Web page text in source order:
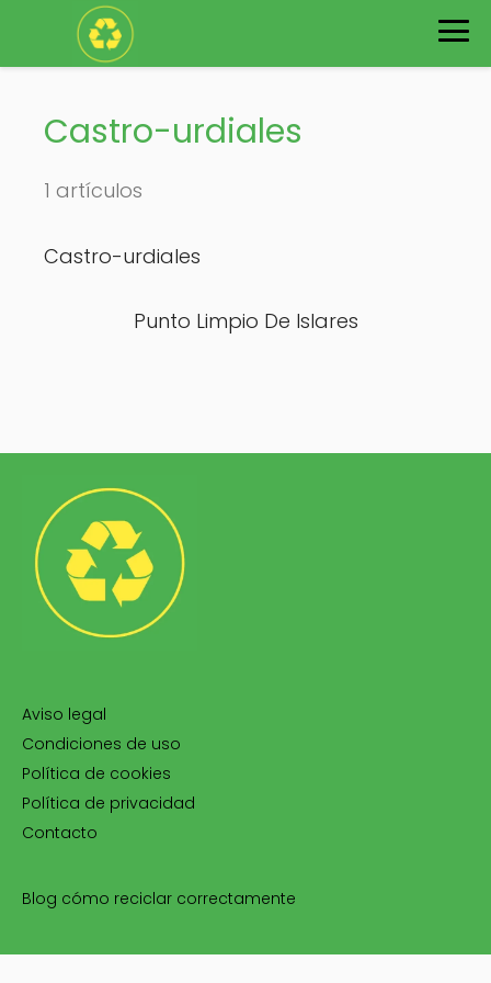
Castro-urdiales
1 artículos
Castro-urdiales
Punto Limpio De Islares
Aviso legal
Condiciones de uso
Política de cookies
Política de privacidad
Contacto
Blog cómo reciclar correctamente